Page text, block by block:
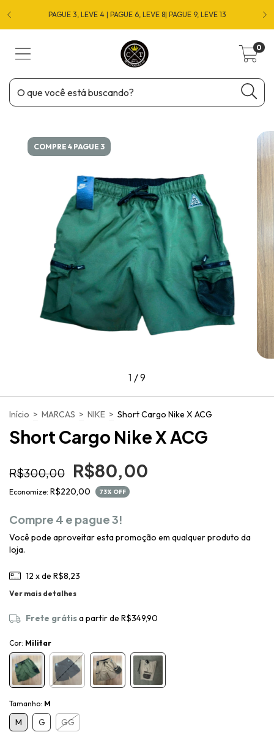
PAGUE 3, LEVE 4 | PAGUE 6, LEVE 8| PAGUE 9, LEVE 13
0
COMPRE 4 PAGUE 3
1 /9
Início > MARCAS > NIKE > Short Cargo Nike X ACG
Short Cargo Nike X ACG
R$300,00 R$80,00
Economize: R$220,00 73% OFF
Compre 4 e pague 3!
Você pode aproveitar esta promoção em qualquer produto da
loja.
12 x de R$8,23
Ver mais detalhes
Frete grátisa partir de R$349,90
Cor: Militar
Tamanho: M
M G GG